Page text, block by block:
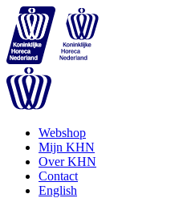
Webshop
Mijn KHN
Over KHN
Contact
English